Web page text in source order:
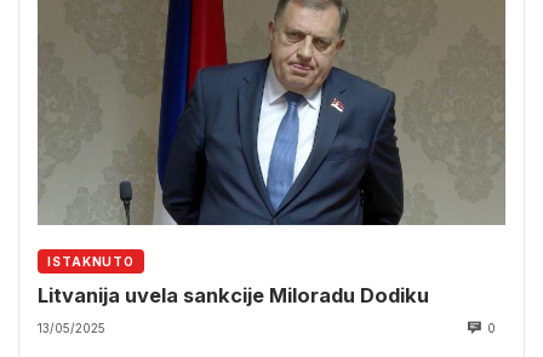
ISTAKNUTO
Litvanija uvela sankcije Miloradu Dodiku
13/05/2025 0